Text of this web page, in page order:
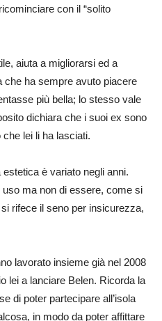
con il “solito
aiuta a migliorarsi ed a
che ha sempre avuto piacere
più bella; lo stesso vale
dichiara che i suoi ex sono
lei li ha lasciati.
è variato negli anni.
ma non di essere, come si
si rifece il seno per insicurezza,
lavorato insieme già nel 2008
lei a lanciare Belen. Ricorda la
di poter partecipare all’isola
in modo da poter affittare